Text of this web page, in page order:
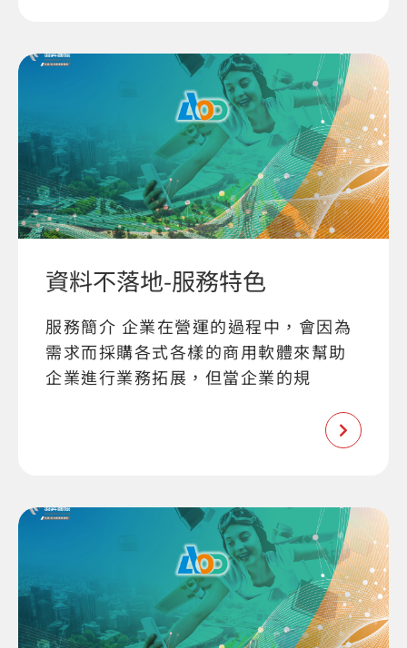
資料不落地-服務特色
服務簡介 企業在營運的過程中，會因為
需求而採購各式各樣的商用軟體來幫助
企業進行業務拓展，但當企業的規